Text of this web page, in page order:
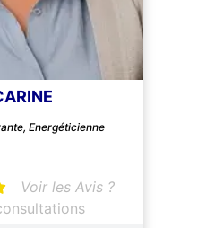
Energéticienne
Voir les Avis ?